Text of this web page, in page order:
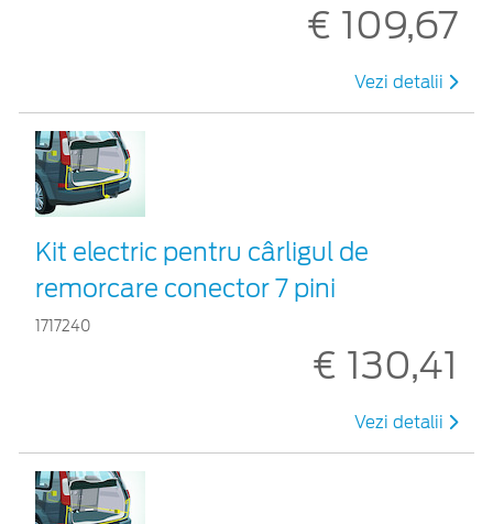
€ 109,67
Vezi detalii
Kit electric pentru cârligul de
remorcare conector 7 pini
1717240
€ 130,41
Vezi detalii